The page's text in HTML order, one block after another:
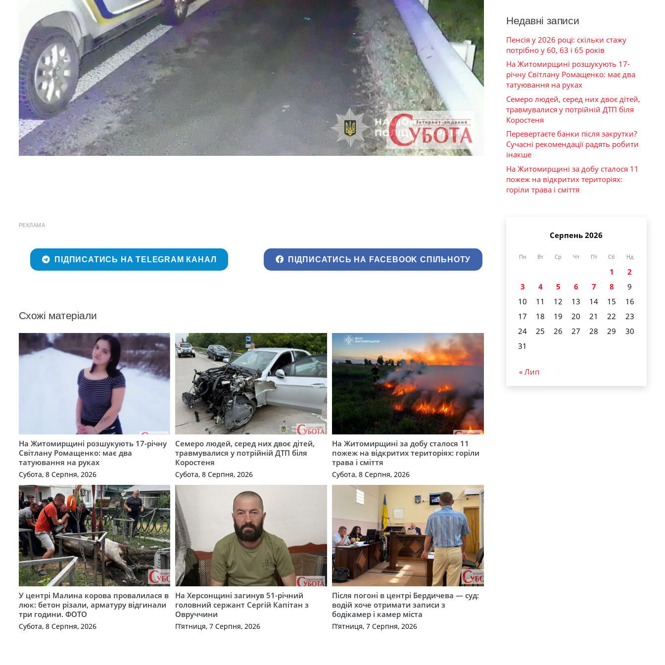
РЕКЛАМА
ПІДПИСАТИСЬ НА TELEGRAM КАНАЛ ПІДПИСАТИСЬ НА FACEBOOK СПІЛЬНОТУ
Схожі матеріали
На Житомирщині розшукують 17-річну
Світлану Ромащенко: має два
татуювання на руках
Субота, 8 Серпня, 2026
Семеро людей, серед них двоє дітей,
травмувалися у потрійній ДТП біля
Коростеня
Субота, 8 Серпня, 2026
На Житомирщині за добу сталося 11
пожеж на відкритих територіях: горіли
трава і сміття
Субота, 8 Серпня, 2026
У центрі Малина корова провалилася в
люк: бетон різали, арматуру відгинали
три години. ФОТО
Субота, 8 Серпня, 2026
На Херсонщині загинув 51-річний
головний сержант Сергій Капітан з
Овруччини
П’ятниця, 7 Серпня, 2026
Після погоні в центрі Бердичева — суд:
водій хоче отримати записи з
бодікамер і камер міста
П’ятниця, 7 Серпня, 2026
Недавні записи
Пенсія у 2026 році: скільки стажу
потрібно у 60, 63 і 65 років
На Житомирщині розшукують 17-
річну Світлану Ромащенко: має два
татуювання на руках
Семеро людей, серед них двоє дітей,
травмувалися у потрійній ДТП біля
Коростеня
Перевертаєте банки після закрутки?
Сучасні рекомендації радять робити
інакше
На Житомирщині за добу сталося 11
пожеж на відкритих територіях:
горіли трава і сміття
Серпень 2026
Пн Вт Ср Чт Пт Сб Нд
1
2
3
4 5 6 7 8
9
10
11 12 13 14 15
16
17
18 19 20 21 22
23
24
25 26 27 28 29
30
31
« Лип